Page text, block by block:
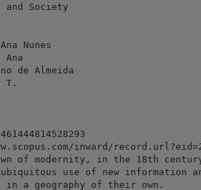
and Society
Nunes
de Almeida
T.
inward/record.url?eid=2-
of modernity, in the 18th
ubiquitous use of new
in a geography of their own.